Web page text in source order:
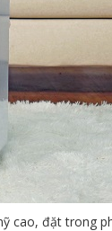
cao, đặt trong